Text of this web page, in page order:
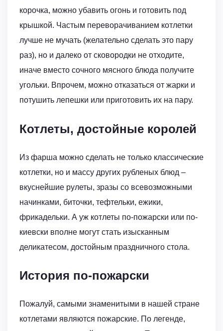
корочка, можно убавить огонь и готовить под
крышкой. Частым переворачиванием котлетки
лучше не мучать (желательно сделать это пару
раз), но и далеко от сковородки не отходите,
иначе вместо сочного мясного блюда получите
угольки. Впрочем, можно отказаться от жарки и
потушить лепешки или приготовить их на пару.
Котлеты, достойные королей
Из фарша можно сделать не только классические
котлетки, но и массу других рубленых блюд –
вкуснейшие рулеты, зразы со всевозможными
начинками, биточки, тефтельки, ежики,
фрикадельки. А уж котлеты по-пожарски или по-
киевски вполне могут стать изысканным
деликатесом, достойным праздничного стола.
История по-пожарски
Пожалуй, самыми знаменитыми в нашей стране
котлетами являются пожарские. По легенде,